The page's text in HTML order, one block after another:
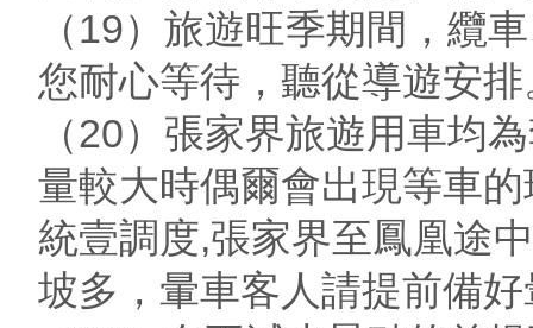
（19）旅遊旺季期間，纜
您耐心等待，聽從導遊安排
（20）張家界旅遊用車均
量較大時偶爾會出現等車
統壹調度,張家界至鳳凰途
坡多，暈車客人請提前備